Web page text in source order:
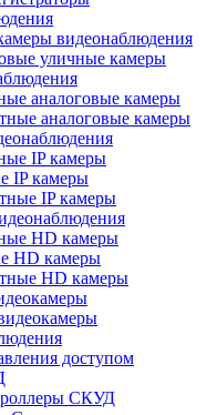
видеонаблюдения
уличные камеры
аналоговые камеры
аналоговые камеры
IP камеры
IP камеры
IP камеры
HD камеры
HD камеры
HD камеры
доступом
СКУД